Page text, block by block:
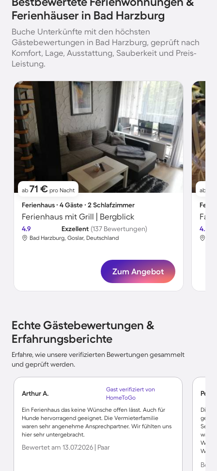
Ferienhäuser in Bad Harzburg
Buche Unterkünfte mit den höchsten
Gästebewertungen in Bad Harzburg, geprüft nach
Komfort, Lage, Ausstattung, Sauberkeit und Preis-
Leistung.
ab 71 € pro Nacht
Ferienhaus ∙ 4 Gäste ∙ 2 Schlafzimmer
Ferienhaus mit Grill | Bergblick
4.9 Exzellent (137 Bewertungen)
Bad Harzburg, Goslar, Deutschland
Zum Angebot
ab
4.8
Echte Gästebewertungen &
Erfahrungsberichte
Erfahre, wie unsere verifizierten Bewertungen gesammelt
und geprüft werden.
Arthur A.
Gast verifiziert von
HomeToGo
Ein Ferienhaus das keine Wünsche offen lässt. Auch für
Hunde hervorragend geeignet. Die Vermieterfamilie
waren sehr angenehme Ansprechpartner. Wir fühlten uns
hier sehr untergebracht.
Bewertet am 13.07.2026 | Paar
Die
Sehr